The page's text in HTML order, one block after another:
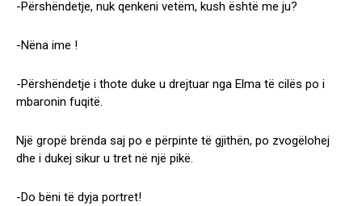
-Përshëndetje, nuk qenkeni vetëm, kush është me ju?
-Nëna ime !
-Përshëndetje i thote duke u drejtuar nga Elma të cilës po i
mbaronin fuqitë.
Një gropë brënda saj po e përpinte të gjithën, po zvogëlohej
dhe i dukej sikur u tret në një pikë.
-Do bëni të dyja portret!